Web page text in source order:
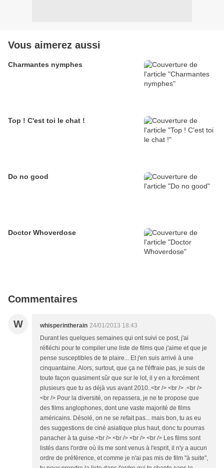
Vous aimerez aussi
Charmantes nymphes
Top ! C'est toi le chat !
Do no good
Doctor Whoverdose
Commentaires
W whisperintherain 24/01/2013 18:43
Durant les quelques semaines qui ont suivi ce post, j'ai
réfléchi pour te compiler une liste de films que j'aime et que je
pense susceptibles de te plaire... Et j'en suis arrivé à une
cinquantaine. Alors, surtout, que ça ne t'éffraie pas, je suis de
toute façon quasiment sûr que sur le lot, il y en a forcément
plusieurs que tu as déjà vus avant 2010..<br /> <br /> .<br />
<br /> Pour la diversité, on repassera, je ne te propose que
des films anglophones, dont une vaste majorité de films
américains. Désolé, on ne se refait pas... mais bon, tu as eu
des suggestions de ciné asiatique plus haut, donc tu pourras
panacher à ta guise.<br /> <br /> <br /> <br /> Les films sont
listés dans l'ordre où ils me sont venus à l'esprit, il n'y a aucun
ordre de préférence, et comme je n'ai pas mis de film "à suite",